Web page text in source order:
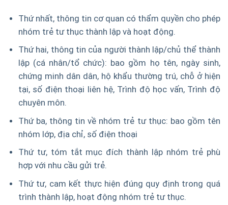
Thứ nhất, thông tin cơ quan có thẩm quyền cho phép
nhóm trẻ tư thục thành lập và hoạt động.
Thứ hai, thông tin của người thành lập/chủ thể thành
lập (cá nhân/tổ chức): bao gồm họ tên, ngày sinh,
chứng minh dân dân, hộ khẩu thường trú, chỗ ở hiện
tại, số điện thoại liên hệ, Trình độ học vấn, Trình độ
chuyên môn.
Thứ ba, thông tin về nhóm trẻ tư thục: bao gồm tên
nhóm lớp, địa chỉ, số điện thoại
Thứ tư, tóm tắt mục đích thành lập nhóm trẻ phù
hợp với nhu cầu gửi trẻ.
Thứ tư, cam kết thực hiện đúng quy định trong quá
trình thành lập, hoạt động nhóm trẻ tư thục.